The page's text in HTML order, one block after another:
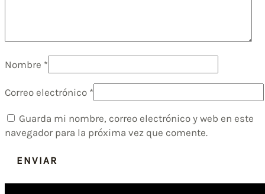
Nombre *
Correo electrónico *
Guarda mi nombre, correo electrónico y web en este
navegador para la próxima vez que comente.